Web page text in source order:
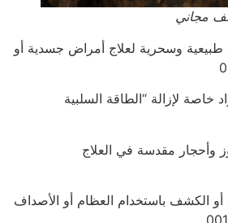
مجاني
وسحرية لعلاج أمراض جسدية أو
خاصة لإزالة “الطاقة السلبية
وأحجار مقدسة في العلاج
أو الكشف باستخدام العظام أو الأصداف